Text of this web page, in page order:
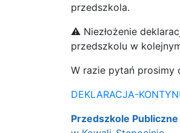
przedszkola.
⚠️ Niezłożenie
przedszkolu w
W razie pytań prosimy
DEKLARACJA-
Przedszkole